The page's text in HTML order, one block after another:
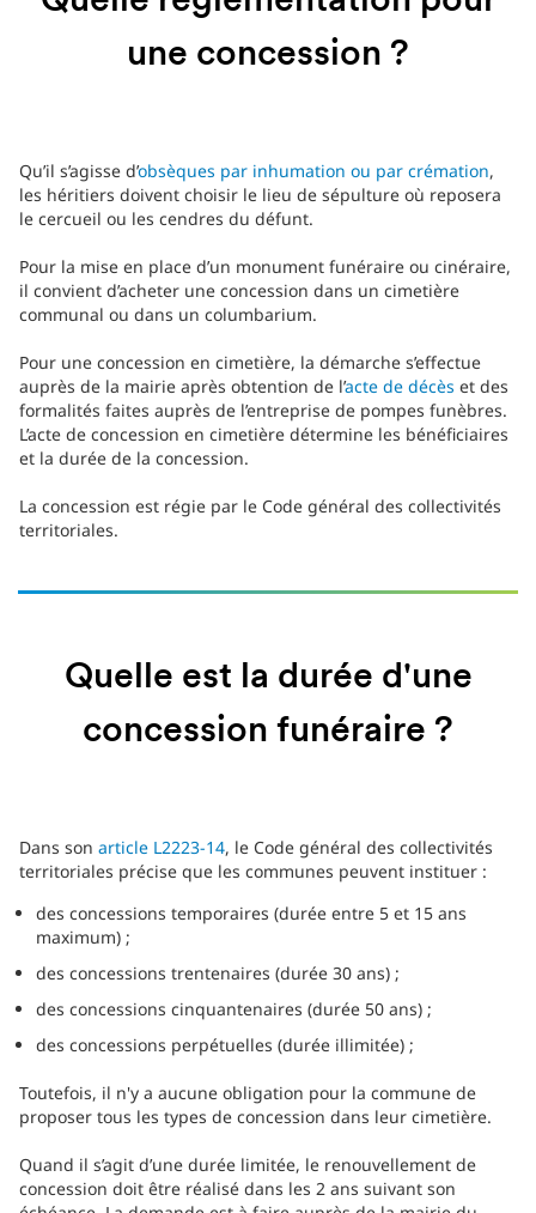
une concession ?
Qu’il s’agisse d’obsèques par inhumation ou par crémation,
les héritiers doivent choisir le lieu de sépulture où reposera
le cercueil ou les cendres du défunt.
Pour la mise en place d’un monument funéraire ou cinéraire,
il convient d’acheter une concession dans un cimetière
communal ou dans un columbarium.
Pour une concession en cimetière, la démarche s’effectue
auprès de la mairie après obtention de l’acte de décès et des
formalités faites auprès de l’entreprise de pompes funèbres.
L’acte de concession en cimetière détermine les bénéficiaires
et la durée de la concession.
La concession est régie par le Code général des collectivités
territoriales.
Quelle est la durée d'une
concession funéraire ?
Dans son article L2223-14, le Code général des collectivités
territoriales précise que les communes peuvent instituer :
des concessions temporaires (durée entre 5 et 15 ans
maximum) ;
des concessions trentenaires (durée 30 ans) ;
des concessions cinquantenaires (durée 50 ans) ;
des concessions perpétuelles (durée illimitée) ;
Toutefois, il n'y a aucune obligation pour la commune de
proposer tous les types de concession dans leur cimetière.
Quand il s’agit d’une durée limitée, le renouvellement de
concession doit être réalisé dans les 2 ans suivant son